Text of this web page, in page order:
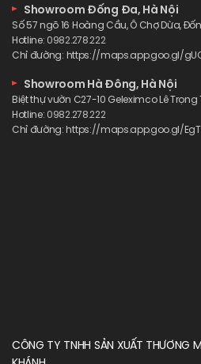
Showroom Đống Đa, Hà Nội
Số 57 ngõ 16 Hoàng Cầu, Ô Chợ Dừa,
Hotline: 0982.278.222
Chỉ đường: https://maps.app.goo.gl/
Showroom Hà Đông, Hà Nội
Biệt thự vườn C27-10 Geleximco Lê Trọng
Hotline: 0982.278.222
Chỉ đường:https://maps.app.goo.gl/
CÔNG TY TNHH SẢN XUẤT THƯƠNG